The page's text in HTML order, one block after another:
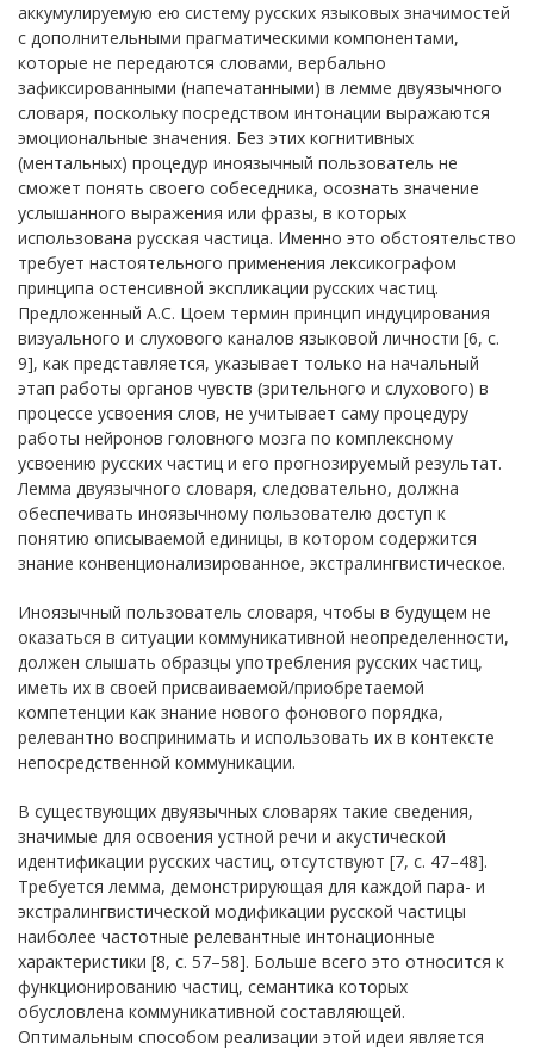
аккумулируемую ею систему русских языковых значимостей
с дополнительными прагматическими компонентами,
которые не передаются словами, вербально
зафиксированными (напечатанными) в лемме двуязычного
словаря, поскольку посредством интонации выражаются
эмоциональные значения. Без этих когнитивных
(ментальных) процедур иноязычный пользователь не
сможет понять своего собеседника, осознать значение
услышанного выражения или фразы, в которых
использована русская частица. Именно это обстоятельство
требует настоятельного применения лексикографом
принципа остенсивной экспликации русских частиц.
Предложенный А.С. Цоем термин принцип индуцирования
визуального и слухового каналов языковой личности [6, с.
9], как представляется, указывает только на начальный
этап работы органов чувств (зрительного и слухового) в
процессе усвоения слов, не учитывает саму процедуру
работы нейронов головного мозга по комплексному
усвоению русских частиц и его прогнозируемый результат.
Лемма двуязычного словаря, следовательно, должна
обеспечивать иноязычному пользователю доступ к
понятию описываемой единицы, в котором содержится
знание конвенционализированное, экстралингвистическое.
Иноязычный пользователь словаря, чтобы в будущем не
оказаться в ситуации коммуникативной неопределенности,
должен слышать образцы употребления русских частиц,
иметь их в своей присваиваемой/приобретаемой
компетенции как знание нового фонового порядка,
релевантно воспринимать и использовать их в контексте
непосредственной коммуникации.
В существующих двуязычных словарях такие сведения,
значимые для освоения устной речи и акустической
идентификации русских частиц, отсутствуют [7, с. 47–48].
Требуется лемма, демонстрирующая для каждой пара- и
экстралингвистической модификации русской частицы
наиболее частотные релевантные интонационные
характеристики [8, с. 57–58]. Больше всего это относится к
функционированию частиц, семантика которых
обусловлена коммуникативной составляющей.
Оптимальным способом реализации этой идеи является